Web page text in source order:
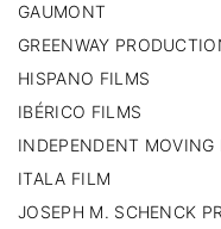
GAUMONT
GREENWAY
HISPANO FILMS
IBÉRICO FILMS
INDEPENDENT MOVING
ITALA FILM
JOSEPH M. SCHENCK